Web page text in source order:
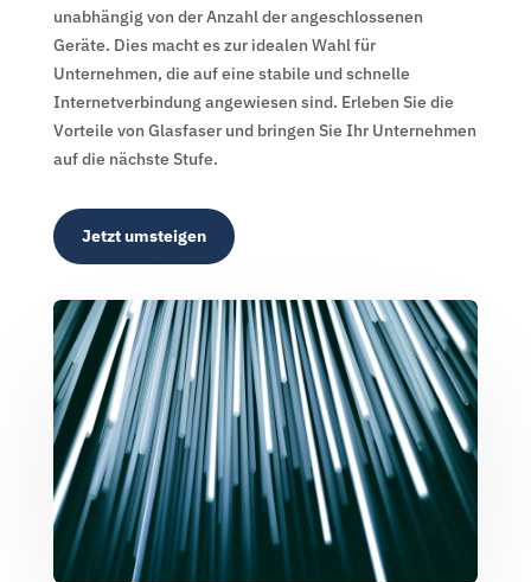
unabhängig von der Anzahl der angeschlossenen
Geräte. Dies macht es zur idealen Wahl für
Unternehmen, die auf eine stabile und schnelle
Internetverbindung angewiesen sind. Erleben Sie die
Vorteile von Glasfaser und bringen Sie Ihr Unternehmen
auf die nächste Stufe.
Jetzt umsteigen